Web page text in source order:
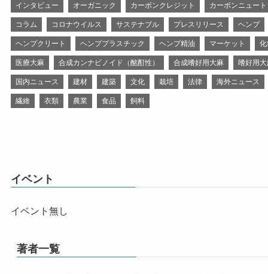
インタビュー オーガニック カーボンクレジット カーボンニュー
コラム コロナウイルス サステナブル プレスリリース ヘンプ
ヘンプクリート ヘンププラスチック ヘンプ精油 マーケット
医療大麻 合成カンナビノイド（酩酊性） 合成嗜好用大麻 嗜好用
国内ニュース 建材 建築 文化 栽培 法律 海外ニュース
繊維 衣類 農業 食品 飼料
イベント
イベント無し
著者一覧